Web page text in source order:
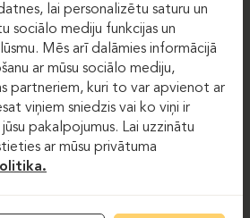
lai personalizētu saturu un
sociālo mediju funkcijas un
Mēs arī dalāmies informācijā
ar mūsu sociālo mediju,
partneriem, kuri to var apvienot ar
viņiem sniedzis vai ko viņi ir
pakalpojumus. Lai uzzinātu
ar mūsu privātuma